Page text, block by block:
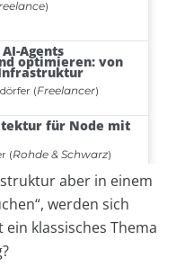
aber in einem
werden sich
klassisches Thema